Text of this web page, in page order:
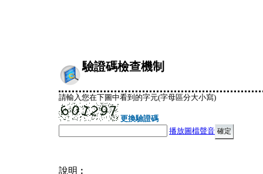
驗證碼檢查機制
請輸入您在下圖中看到的字元(字母區分大小寫)
更換驗證碼
播放圖檔聲音
說明︰